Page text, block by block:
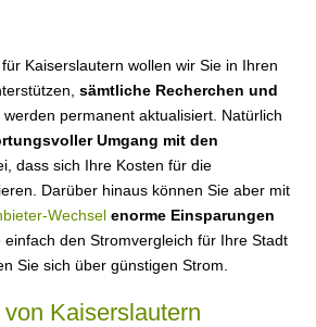
Kaiserslautern wollen wir Sie in Ihren
sämtliche Recherchen und
werden permanent aktualisiert. Natürlich
Umgang mit den
dass sich Ihre Kosten für die
Darüber hinaus können Sie aber mit
Wechsel enorme Einsparungen
einfach den Stromvergleich für Ihre Stadt
Sie sich über günstigen Strom.
Kaiserslautern